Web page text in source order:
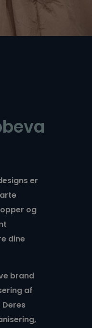
er
og
dine
brand
af